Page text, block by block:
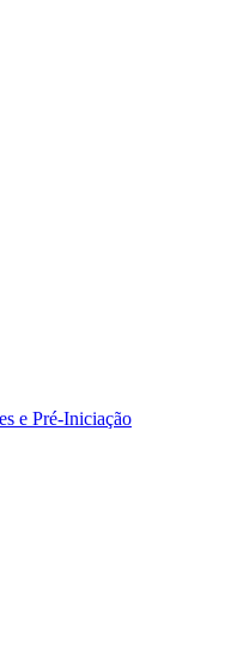
e Pré-Iniciação